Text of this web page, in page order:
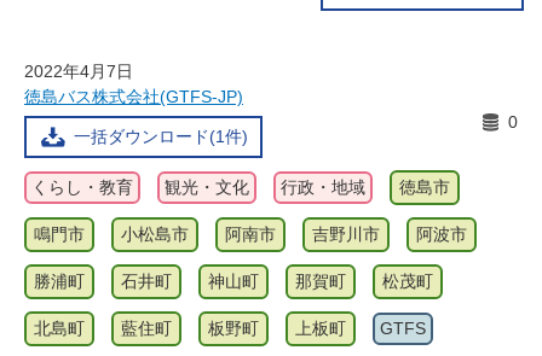
2022年4月7日
徳島バス株式会社(GTFS-JP)
一括ダウンロード(1件)
0
くらし・教育 観光・文化 行政・地域 徳島市
鳴門市 小松島市 阿南市 吉野川市 阿波市
勝浦町 石井町 神山町 那賀町 松茂町
北島町 藍住町 板野町 上板町 GTFS